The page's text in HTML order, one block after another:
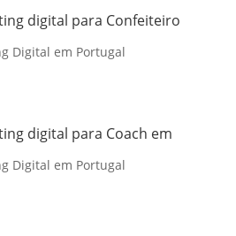
digital para Confeiteiro
Digital em Portugal
digital para Coach em
Digital em Portugal